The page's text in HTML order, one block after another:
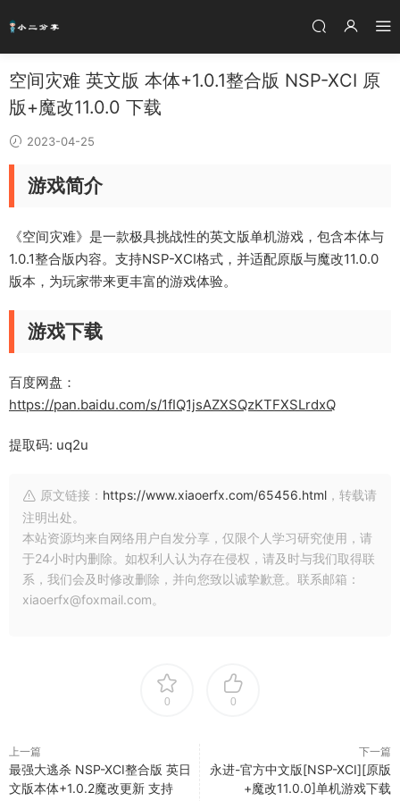
空间灾难 英文版 本体+1.0.1整合版 NSP-XCI 原
版+魔改11.0.0 下载
2023-04-25
游戏简介
《空间灾难》是一款极具挑战性的英文版单机游戏，包含本体与
1.0.1整合版内容。支持NSP-XCI格式，并适配原版与魔改11.0.0
版本，为玩家带来更丰富的游戏体验。
游戏下载
百度网盘：
https://pan.baidu.com/s/1fIQ1jsAZXSQzKTFXSLrdxQ
提取码: uq2u
原文链接： https://www.xiaoerfx.com/65456.html ，转载请
注明出处。
本站资源均来自网络用户自发分享，仅限个人学习研究使用，请
于24小时内删除。如权利人认为存在侵权，请及时与我们取得联
系，我们会及时修改删除，并向您致以诚挚歉意。联系邮箱：
xiaoerfx@foxmail.com。
0 0
上一篇
最强大逃杀 NSP-XCI整合版 英日
文版本体+1.0.2魔改更新 支持
下一篇
永进-官方中文版[NSP-XCI][原版
+魔改11.0.0]单机游戏下载